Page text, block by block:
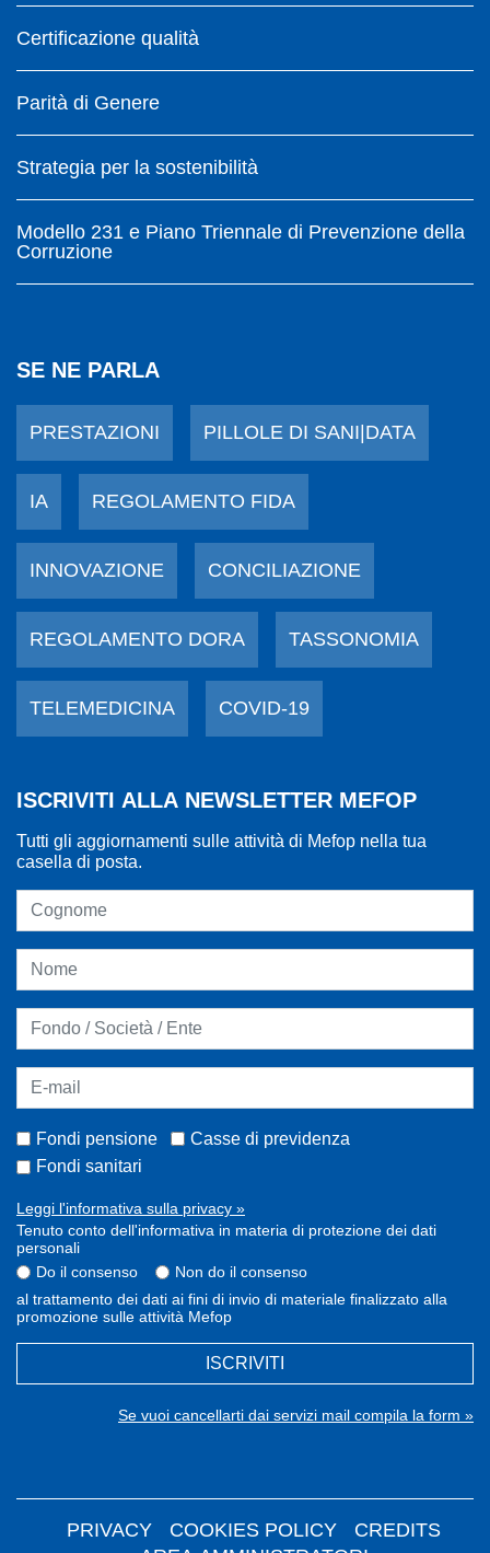
Certificazione qualità
Parità di Genere
Strategia per la sostenibilità
Modello 231 e Piano Triennale di Prevenzione della
Corruzione
SE NE PARLA
PRESTAZIONI PILLOLE DI SANI|DATA
IA REGOLAMENTO FIDA
INNOVAZIONE CONCILIAZIONE
REGOLAMENTO DORA TASSONOMIA
TELEMEDICINA COVID-19
ISCRIVITI ALLA NEWSLETTER MEFOP
Tutti gli aggiornamenti sulle attività di Mefop nella tua
casella di posta.
Fondi pensione
Casse di previdenza
Fondi sanitari
Leggi l'informativa sulla privacy »
Tenuto conto dell'informativa in materia di protezione dei dati
personali
Do il consenso
Non do il consenso
al trattamento dei dati ai fini di invio di materiale finalizzato alla
promozione sulle attività Mefop
ISCRIVITI
Se vuoi cancellarti dai servizi mail compila la form »
PRIVACY COOKIES POLICY
CREDITS